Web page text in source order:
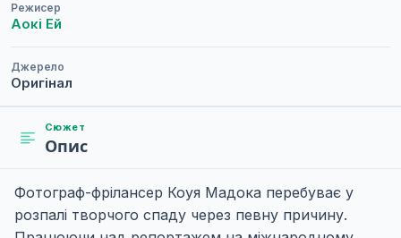
Режисер
Аокі Ей
Джерело
Оригінал
Сюжет
Опис
Фотограф-фрілансер Коуя Мадока перебуває у
розпалі творчого спаду через певну причину.